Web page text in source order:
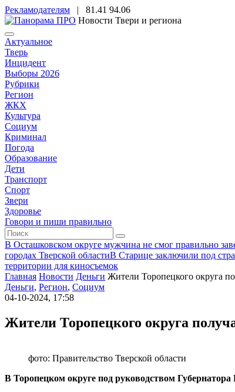
Рекламодателям | 81.41 94.06
Новости Твери и региона
Актуальное
Тверь
Инцидент
Выборы 2026
Рубрики
Регион
ЖКХ
Культура
Социум
Криминал
Погода
Образование
Дети
Транспорт
Спорт
Звери
Здоровье
Говори и пиши правильно
В Осташковском округе мужчина не смог правильно
городах Тверской областиВ Старице заключили под
территории для киносъемок
Главная Новости Деньги Жители Торопецкого округа
Деньги, Регион, Социум
04-10-2024, 17:58
Жители Торопецкого округа
фото: Правительство Тверской области
В Торопецком округе под руководством